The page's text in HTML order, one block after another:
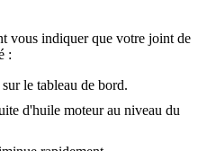
vous indiquer que votre joint de
:
le tableau de bord.
d'huile moteur au niveau du